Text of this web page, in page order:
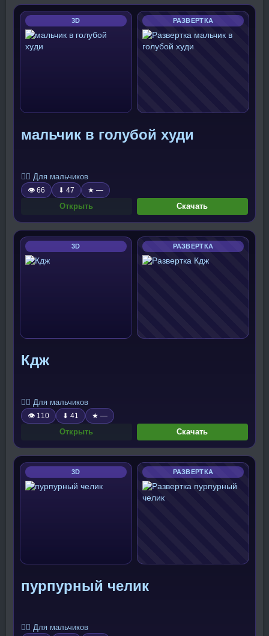
3D РАЗВЕРТКА
мальчик в голубой худи
🧍‍♂️ Для мальчиков
👁 66 ⬇ 47 ★ —
Открыть Скачать
3D РАЗВЕРТКА
Кдж
🧍‍♂️ Для мальчиков
👁 110 ⬇ 41 ★ —
Открыть Скачать
3D РАЗВЕРТКА
пурпурный челик
🧍‍♂️ Для мальчиков